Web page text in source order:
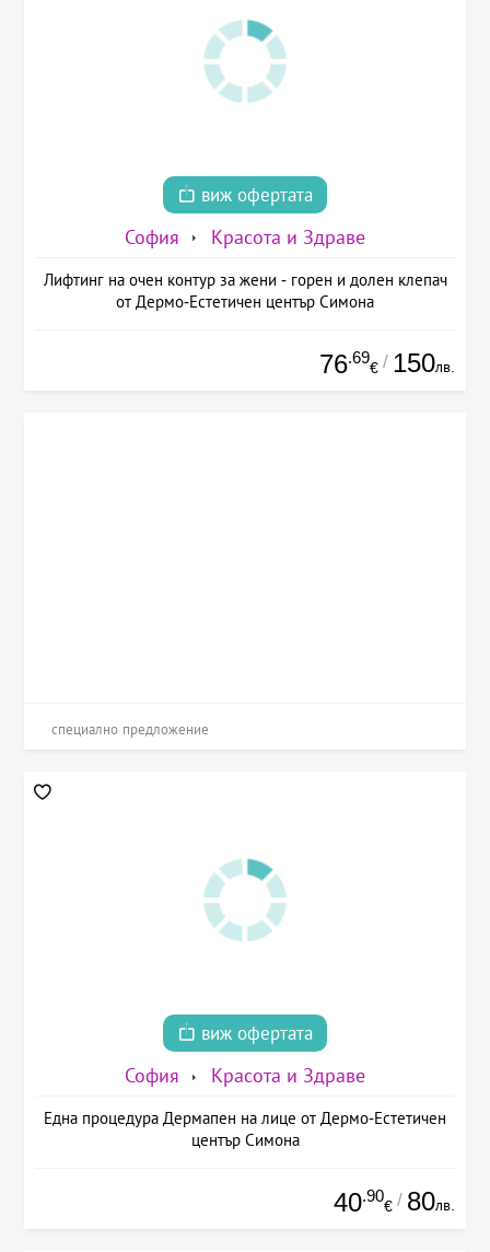
виж офертата
София Красота и Здраве
Лифтинг на очен контур за жени - горен и долен клепач
от Дермо-Естетичен център Симона
76.69
€ / 150лв.
специално предложение
виж офертата
София Красота и Здраве
Една процедура Дермапен на лице от Дермо-Естетичен
център Симона
40.90
€ / 80лв.